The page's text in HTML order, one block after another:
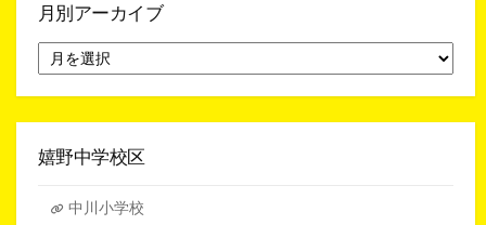
月別アーカイブ
別
ア
イ
嬉野中学校区
中川小学校